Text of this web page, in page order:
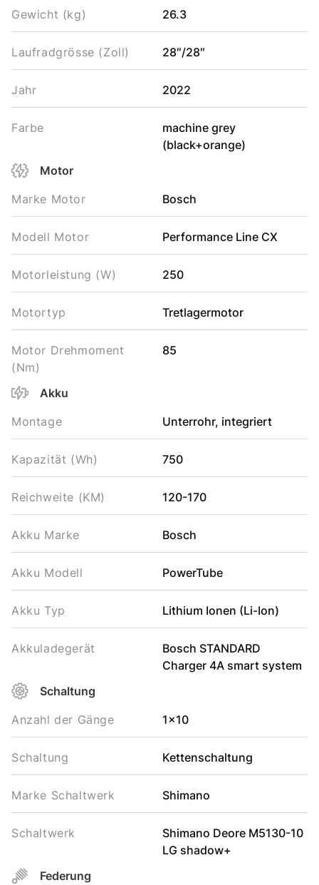
Gewicht (kg) 26.3
Laufradgrösse (Zoll) 28″/28″
Jahr 2022
Farbe
machine grey
(black+orange)
Motor
Marke Motor
Bosch
Modell Motor Performance Line CX
Motorleistung (W) 250
Motortyp Tretlagermotor
Motor Drehmoment
(Nm)
85
Akku
Montage
Unterrohr, integriert
Kapazität (Wh) 750
Reichweite (KM) 120-170
Akku Marke Bosch
Akku Modell PowerTube
Akku Typ Lithium Ionen (Li-Ion)
Akkuladegerät
Bosch STANDARD
Charger 4A smart system
Schaltung
Anzahl der Gänge
1x10
Schaltung Kettenschaltung
Marke Schaltwerk Shimano
Schaltwerk
Shimano Deore M5130-10
LG shadow+
Federung